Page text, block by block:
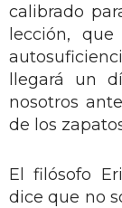
calibrado
lección,
llegará un
nosotros
de los
El filósofo
dice que no